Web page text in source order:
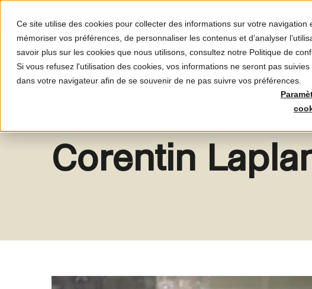
Ce site utilise des cookies pour collecter des informations sur votre
mémoriser vos préférences, de personnaliser les contenus et d’analyser
savoir plus sur les cookies que nous utilisons, consultez notre Politique de
Si vous refusez l'utilisation des cookies, vos informations ne seront pas
dans votre navigateur afin de se souvenir de ne pas suivre vos préférences.
Corentin